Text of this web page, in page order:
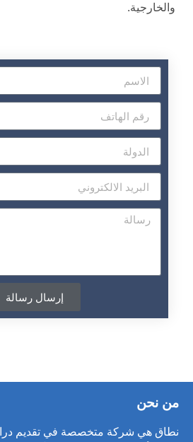
والخارجية.
إرسال رسالة
من نحن
نطاق هي شركة متخصصة في تقديم